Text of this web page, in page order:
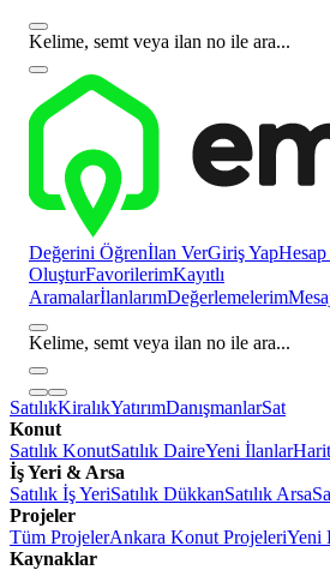
Kelime, semt veya ilan no ile ara...
Değerini Öğrenİlan VerGiriş Yap
OluşturFavorilerimKayıtlı
AramalarİlanlarımDeğerlemelerim
Kelime, semt veya ilan no ile ara...
SatılıkKiralıkYatırımDanışmanlarSat
Konut
Satılık KonutSatılık DaireYeni İlanlar
İş Yeri & Arsa
Satılık İş YeriSatılık DükkanSatılık Arsa
Projeler
Tüm ProjelerAnkara Konut ProjeleriYeni
Kaynaklar